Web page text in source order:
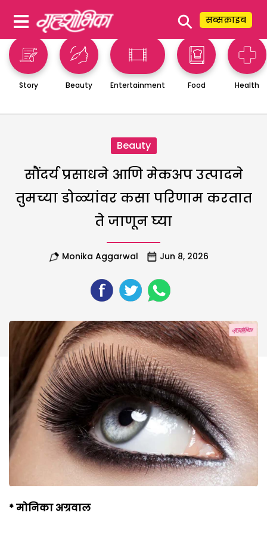
⚲ सब्सक्राइब
Story Beauty Entertainment Food Health
Beauty
सौंदर्य प्रसाधने आणि मेकअप उत्पादने
तुमच्या डोळ्यांवर कसा परिणाम करतात
ते जाणून घ्या
Monika Aggarwal Jun 8, 2026
* मोनिका अग्रवाल